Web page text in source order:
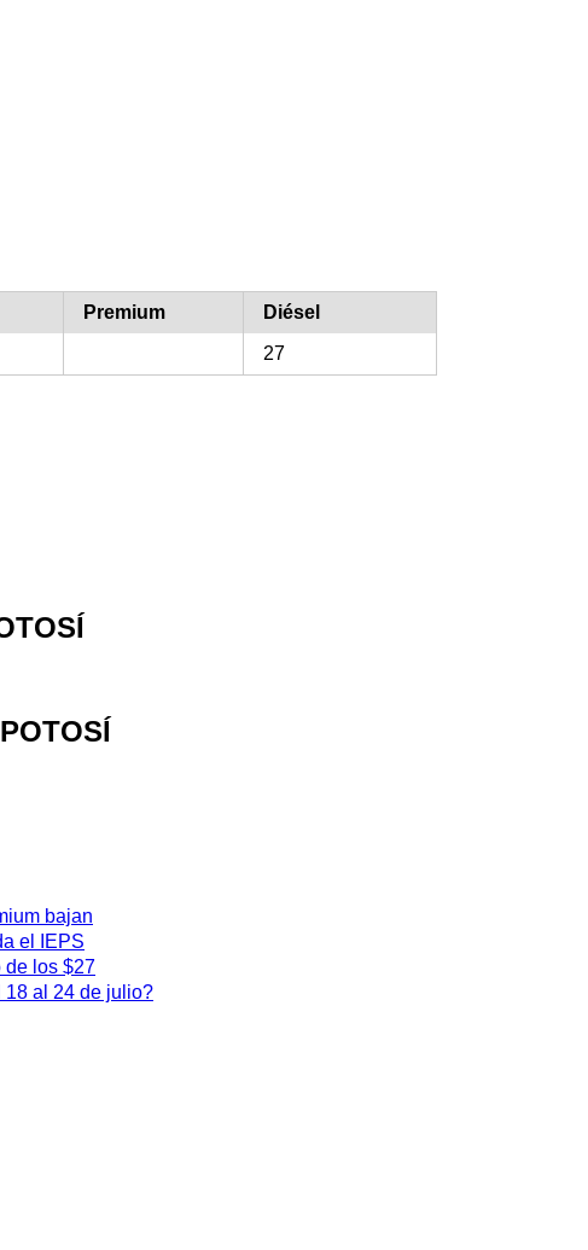
Premium
Diésel
27
bajan
el IEPS
de los $27
18 al 24 de julio?